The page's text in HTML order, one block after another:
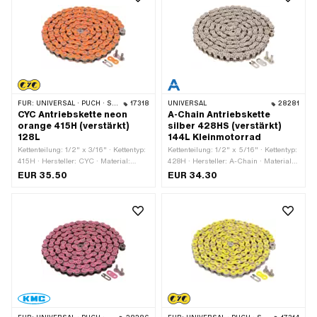
FÜR: UNIVERSAL · PUCH · SACHS · PONY / CILO (BETA 521 & 512) · ZÜNDAPP BELMONDO · TOMOS · BYE BIKE 17318
CYC Antriebskette neon
orange 415H (verstärkt)
128L
Kettenteilung: 1/2" x 3/16" · Kettentyp:
415H · Hersteller: CYC · Material:
Stahl · Farbe: orange · Anzahl
Federverschluss · Oberfläche: lackiert
EUR 35.50
UNIVERSAL 28281
A-Chain Antriebskette
silber 428HS (verstärkt)
144L Kleinmotorrad
Kettenteilung: 1/2" x 5/16" · Kettentyp:
428H · Hersteller: A-Chain · Material:
Stahl · Farbe: silber · Anzahl
EUR 34.30